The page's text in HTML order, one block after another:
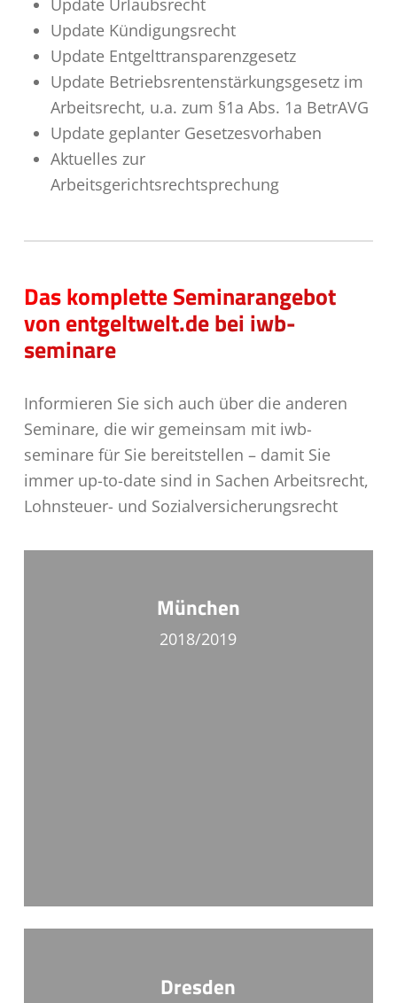
Update Urlaubsrecht
Update Kündigungsrecht
Update Entgelttransparenzgesetz
Update Betriebsrentenstärkungsgesetz im
Arbeitsrecht, u.a. zum §1a Abs. 1a BetrAVG
Update geplanter Gesetzesvorhaben
Aktuelles zur
Arbeitsgerichtsrechtsprechung
Das komplette Seminarangebot
von entgeltwelt.de bei iwb-
seminare
Informieren Sie sich auch über die anderen
Seminare, die wir gemeinsam mit iwb-
seminare für Sie bereitstellen – damit Sie
immer up-to-date sind in Sachen Arbeitsrecht,
Lohnsteuer- und Sozialversicherungsrecht
München
2018/2019
Dresden